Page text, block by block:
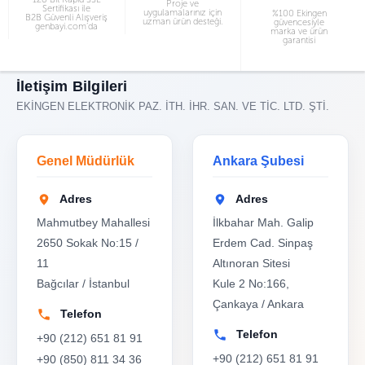
Sertifikası ile
B2B Güvenli Alışveriş
genbayi.com’da
Proje ve
uygulamalarınız için
uzman ürün desteği.
%100 Ekingen
güvencesiyle
marka ve ürün
garantisi
İletişim Bilgileri
EKİNGEN ELEKTRONİK PAZ. İTH. İHR. SAN. VE TİC. LTD. ŞTİ.
Genel Müdürlük
Adres
Mahmutbey Mahallesi
2650 Sokak No:15 /
11
Bağcılar / İstanbul
Telefon
+90 (212) 651 81 91
+90 (850) 811 34 36
Ankara Şubesi
Adres
İlkbahar Mah. Galip
Erdem Cad. Sinpaş
Altınoran Sitesi
Kule 2 No:166,
Çankaya / Ankara
Telefon
+90 (212) 651 81 91